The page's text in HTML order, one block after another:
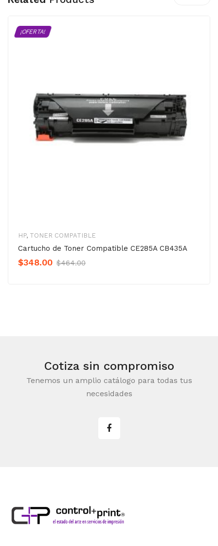
¡OFERTA!
HP, TONER COMPATIBLE
Cartucho de Toner Compatible CE285A CB435A
$464.00Original
$348.00
Current
Cotiza sin compromiso
Tenemos un amplio catálogo para todas tus
necesidades